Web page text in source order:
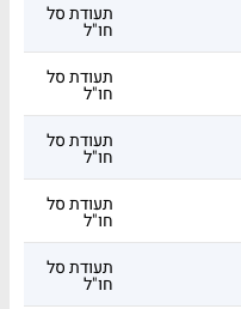
תעודת סל
חו"ל
תעודת סל
חו"ל
תעודת סל
חו"ל
תעודת סל
חו"ל
תעודת סל
חו"ל